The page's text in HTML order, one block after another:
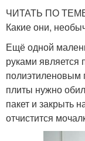
ЧИТАТЬ ПО
Какие они,
Ещё одной
руками
полиэтиленовым
плиты нужно
пакет и закрыть
отчистится